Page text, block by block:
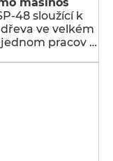
48 sloužící k
ve velkém
pracov …